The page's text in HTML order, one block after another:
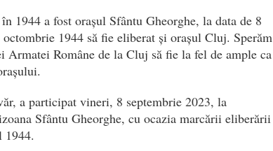
1944 a fost orașul Sfântu Gheorghe, la data de 8
1944 să fie eliberat și orașul Cluj. Sperăm
Române de la Cluj să fie la fel de ample ca
a participat vineri, 8 septembrie 2023, la
Sfântu Gheorghe, cu ocazia marcării eliberării
1944.